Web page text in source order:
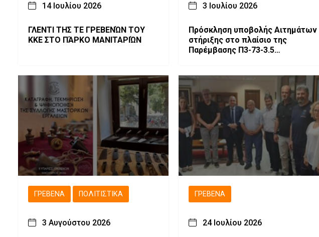
14 Ιουλίου 2026
ΓΛΕΝΤΙ ΤΗΣ ΤΕ ΓΡΕΒΕΝΏΝ ΤΟΥ
ΚΚΕ ΣΤΟ ΠΆΡΚΟ ΜΑΝΙΤΑΡΙΏΝ
3 Ιουλίου 2026
Πρόσκληση υποβολής Αιτημάτων
στήριξης στο πλαίσιο της
Παρέμβασης Π3-73-3.5
στην Κτηνοτροφία»
ΓΡΕΒΕΝΆ ΠΟΛΙΤΙΣΤΙΚΆ
3 Αυγούστου 2026
ΓΡΕΒΕΝΆ
24 Ιουλίου 2026